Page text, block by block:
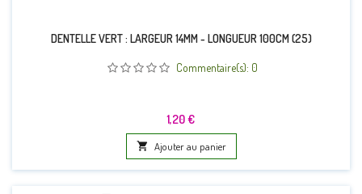
DENTELLE VERT : LARGEUR 14MM - LONGUEUR 100CM (25)
Commentaire(s): 0
Prix
1,20 €
 Ajouter au panier